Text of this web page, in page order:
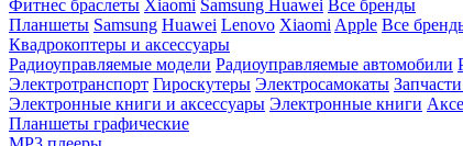
Фитнес браслеты Xiaomi Samsung Huawei Все бренды
Планшеты Samsung Huawei Lenovo Xiaomi Apple Все
Квадрокоптеры и аксессуары
Радиоуправляемые модели Радиоуправляемые автомобили
Электротранспорт Гироскутеры Электросамокаты
Электронные книги и аксессуары Электронные книги
Планшеты графические